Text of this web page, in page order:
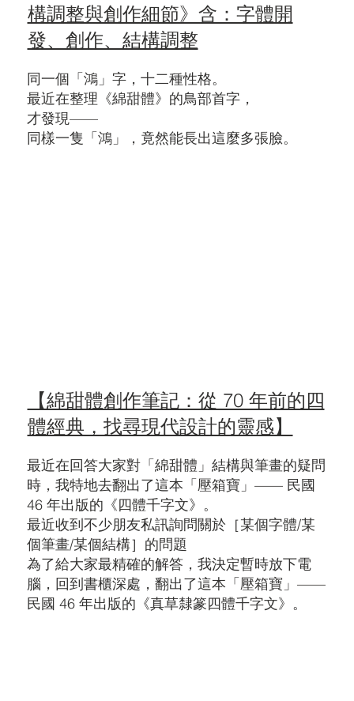
同一個「鴻」字，十二種性格。
最近在整理《綿甜體》的鳥部首字，
才發現——
同樣一隻「鴻」，竟然能長出這麼多張臉。
構調整與創作細節》含：字體開
發、創作、結構調整
最近在回答大家對「綿甜體」結構與筆畫的疑問
時，我特地去翻出了這本「壓箱寶」—— 民國
46 年出版的《四體千字文》。
最近收到不少朋友私訊詢問關於［某個字體/某
個筆畫/某個結構］的問題
為了給大家最精確的解答，我決定暫時放下電
腦，回到書櫃深處，翻出了這本「壓箱寶」——
民國 46 年出版的《真草隸篆四體千字文》。
【綿甜體創作筆記：從 70 年前的四
體經典，找尋現代設計的靈感】